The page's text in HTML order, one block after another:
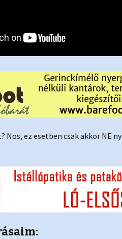
Nos, ez esetben csak akkor NE